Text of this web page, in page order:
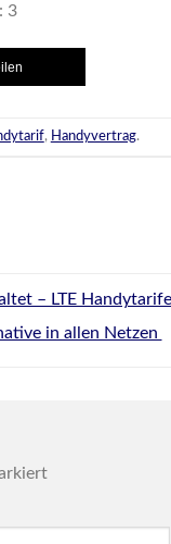
3
, Handyvertrag.
– LTE
in allen Netzen